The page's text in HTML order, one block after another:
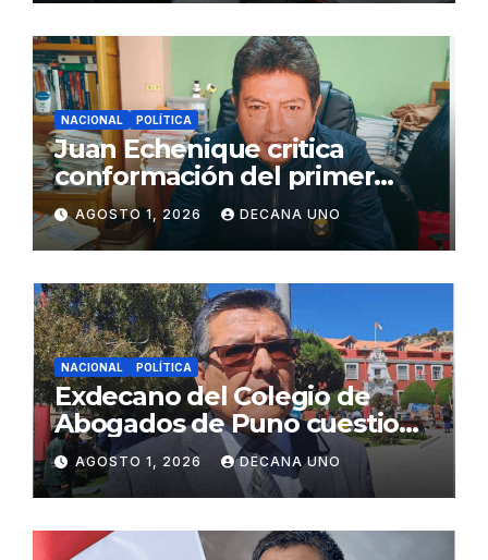
NACIONAL POLÍTICA
Juan Echenique critica
conformación del primer
gabinete ministerial de Keiko
Fujimori
AGOSTO 1, 2026 DECANA UNO
NACIONAL POLÍTICA
Exdecano del Colegio de
Abogados de Puno cuestiona
propuestas sobre seguridad
ciudadana
AGOSTO 1, 2026 DECANA UNO